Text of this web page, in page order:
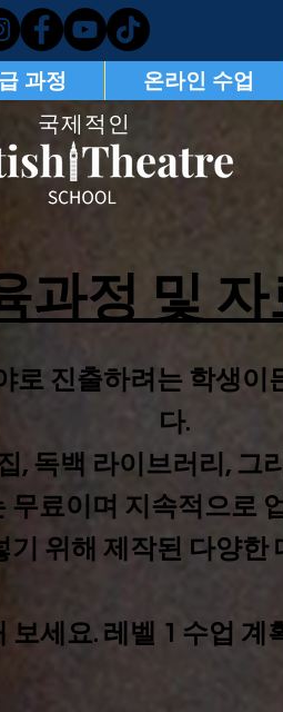
과정 온라인 수업
국제적인
과정 및 자
진출하려는 학생
다.
독백 라이브러리,
무료이며 지속적으로
위해 제작된 다양
세요. 레벨 1 수업